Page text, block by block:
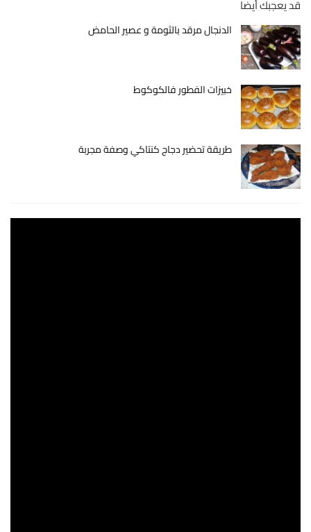
قد يعجبك أيضا
الدنجال مرقد بالثومة و عصير الحامض
خبيزات الفطور فالكوكوط
طريقة تحضير دجاج كنتاكي وصفة مجربة